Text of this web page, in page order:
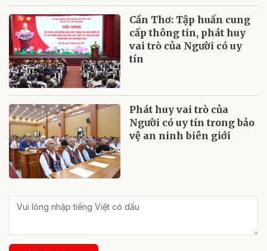
Cần Thơ: Tập huấn cung
cấp thông tin, phát huy
vai trò của Người có uy
tín
Phát huy vai trò của
Người có uy tín trong bảo
vệ an ninh biên giới